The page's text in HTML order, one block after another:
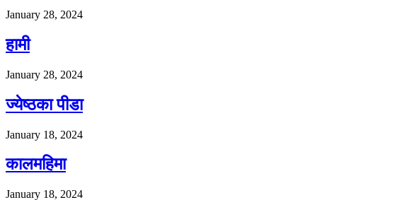
January 28, 2024
हामी
January 28, 2024
ज्येष्ठका पीडा
January 18, 2024
कालमहिमा
January 18, 2024